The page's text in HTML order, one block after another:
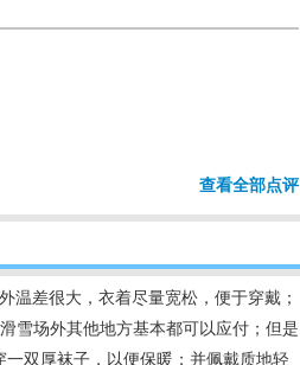
查看全部点评
差很大，衣着尽量宽松，便于穿戴；
雪场外其他地方基本都可以应付；但是
双厚袜子，以便保暖；并佩戴质地轻